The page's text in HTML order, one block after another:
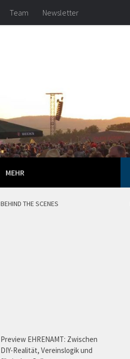
Team Newsletter
MEHR
BEHIND THE SCENES
Preview EHRENAMT: Zwischen
DIY-Realität, Vereinslogik und